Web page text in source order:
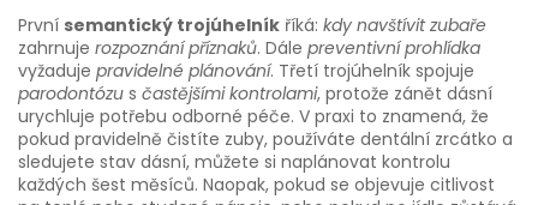
První semantický trojúhelník říká: kdy navštívit zubaře
zahrnuje rozpoznání příznaků. Dále preventivní prohlídka
vyžaduje pravidelné plánování. Třetí trojúhelník spojuje
parodontózu s častějšími kontrolami, protože zánět dásní
urychluje potřebu odborné péče. V praxi to znamená, že
pokud pravidelně čistíte zuby, používáte dentální zrcátko a
sledujete stav dásní, můžete si naplánovat kontrolu
každých šest měsíců. Naopak, pokud se objevuje citlivost